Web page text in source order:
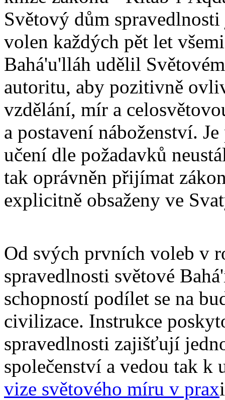
Světový dům
volen každých pět let
Bahá'u'lláh udělil
autoritu, aby pozitivně
vzdělání, mír a
a postavení náboženství.
učení dle požadavků
tak oprávněn přijímat
explicitně obsaženy ve
Od svých prvních voleb v
spravedlnosti světové
schopností podílet se na
civilizace. Instrukce
spravedlnosti zajišťují
společenství a vedou tak k
vize světového míru v prax